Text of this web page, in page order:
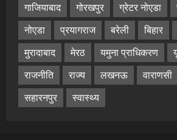
गाजियाबाद
गोरखपुर ग्रेटर नोएडा
नोएडा
प्रयागराज बरेली बिहार
मुरादाबाद
मेरठ यमुना प्राधिकरण
राजनीति
राज्य लखनऊ वाराणसी
सहारनपुर
स्वास्थ्य